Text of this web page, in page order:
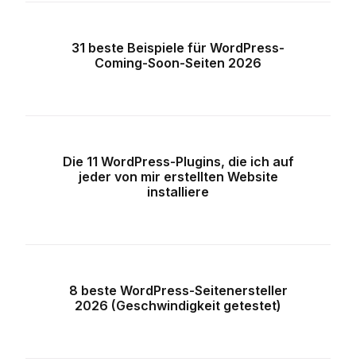
31 beste Beispiele für WordPress-
Coming-Soon-Seiten 2026
Die 11 WordPress-Plugins, die ich auf
jeder von mir erstellten Website
installiere
8 beste WordPress-Seitenersteller
2026 (Geschwindigkeit getestet)